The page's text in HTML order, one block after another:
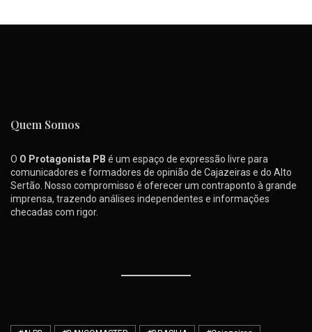
Quem Somos
O O Protagonista PB é um espaço de expressão livre para
comunicadores e formadores de opinião de Cajazeiras e do Alto
Sertão. Nosso compromisso é oferecer um contraponto à grande
imprensa, trazendo análises independentes e informações
checadas com rigor.